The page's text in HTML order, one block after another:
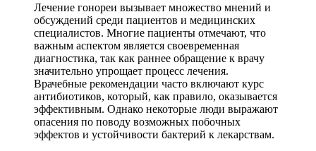
Лечение гонореи вызывает множество мнений и
обсуждений среди пациентов и медицинских
специалистов. Многие пациенты отмечают, что
важным аспектом является своевременная
диагностика, так как раннее обращение к врачу
значительно упрощает процесс лечения.
Врачебные рекомендации часто включают курс
антибиотиков, который, как правило, оказывается
эффективным. Однако некоторые люди выражают
опасения по поводу возможных побочных
эффектов и устойчивости бактерий к лекарствам.